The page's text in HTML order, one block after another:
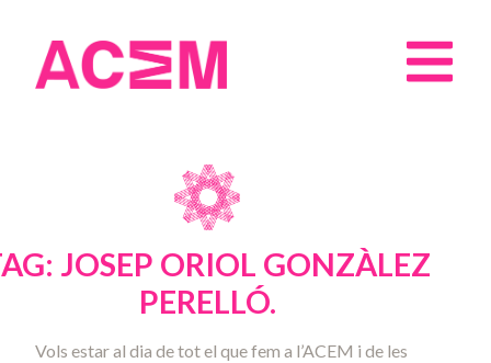
JOSEP ORIOL GONZÀLEZ
PERELLÓ.
Vols estar al dia de tot el que fem a l’ACEM i de les